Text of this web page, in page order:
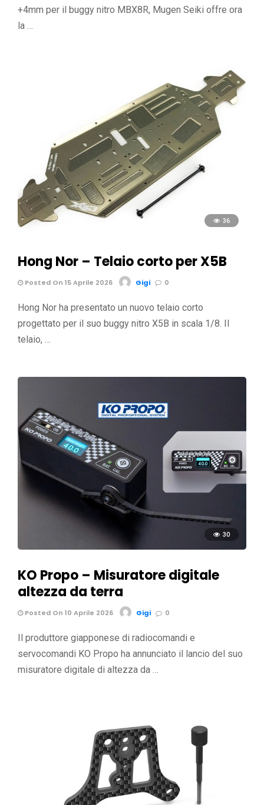
+4mm per il buggy nitro MBX8R, Mugen Seiki offre ora
la …
36
Hong Nor – Telaio corto per X5B
Posted On 15 Aprile 2026 Gigi 0
Hong Nor ha presentato un nuovo telaio corto
progettato per il suo buggy nitro X5B in scala 1/8. Il
telaio, …
30
KO Propo – Misuratore digitale
altezza da terra
Posted On 10 Aprile 2026 Gigi 0
Il produttore giapponese di radiocomandi e
servocomandi KO Propo ha annunciato il lancio del suo
misuratore digitale di altezza da …